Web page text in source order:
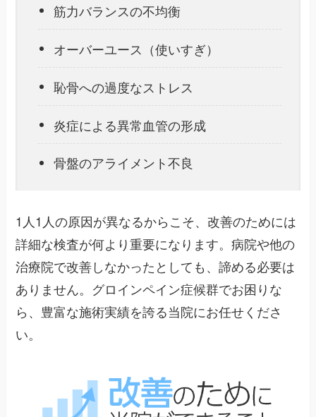
筋力バランスの不均衡
オーバーユース（使いすぎ）
恥骨への過度なストレス
炎症による異常血管の形成
骨盤のアライメント不良
1人1人の原因が異なるからこそ、改善のためには
詳細な検査が何より重要になります。病院や他の
治療院で改善しなかったとしても、諦める必要は
ありません。グロインペイン症候群でお困りな
ら、豊富な施術実績を誇る当院にお任せくださ
い。